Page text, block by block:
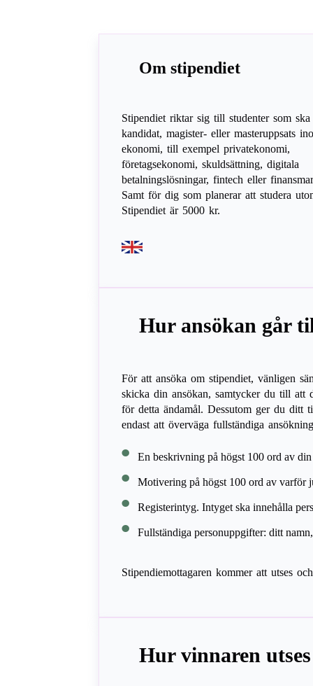
Om stipendiet
Stipendiet riktar sig till studenter som
kandidat, magister- eller masteruppsats
ekonomi, till exempel privatekonomi,
företagsekonomi, skuldsättning, digitala
betalningslösningar, fintech eller
Samt för dig som planerar att studera
Stipendiet är 5000 kr.
Hur ansökan går
För att ansöka om stipendiet, vänligen
skicka din ansökan, samtycker du till att
för detta ändamål. Dessutom ger du ditt
endast att överväga fullständiga
En beskrivning på högst 100 ord av
Motivering på högst 100 ord av varför
Registerintyg. Intyget ska innehålla
Fullständiga personuppgifter: ditt
Stipendiemottagaren kommer att utses
Hur vinnaren utses